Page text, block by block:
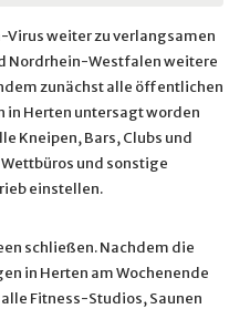
Virus weiter zu verlangsamen
Nordrhein-Westfalen weitere
zunächst alle öffentlichen
in Herten untersagt worden
Kneipen, Bars, Clubs und
und sonstige
einstellen.
schließen. Nachdem die
in Herten am Wochenende
Fitness-Studios, Saunen